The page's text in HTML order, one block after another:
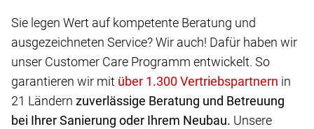
Sie legen Wert auf kompetente Beratung und
ausgezeichneten Service? Wir auch! Dafür haben wir
unser Customer Care Programm entwickelt. So
garantieren wir mit
in
21 Ländern zuverlässige Beratung und Betreuung
bei Ihrer Sanierung oder Ihrem Neubau. Unsere